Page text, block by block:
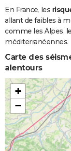
En France, les
allant de faibles à
comme les Alpes,
méditerranéennes.
Carte des
alentours
+
−